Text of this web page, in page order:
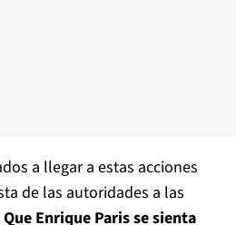
a llegar a estas acciones
de las autoridades a las
Que Enrique Paris se sienta